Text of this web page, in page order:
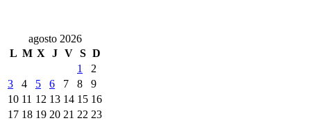
agosto 2026
L M X J V S D
1
2
3
4 5 6 7 8
9
10 11 12 13 14 15 16
17 18 19 20 21 22 23